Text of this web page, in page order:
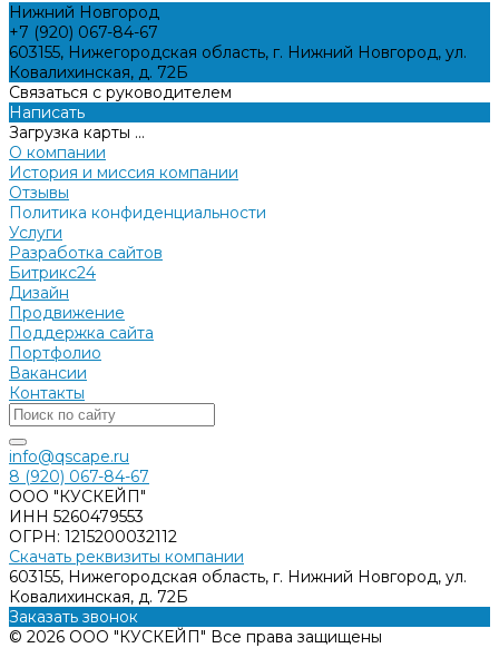
Нижний Новгород
+7 (920) 067-84-67
603155, Нижегородская область, г. Нижний Новгород, ул.
Ковалихинская, д. 72Б
Связаться с руководителем
Написать
Загрузка карты ...
О компании
История и миссия компании
Отзывы
Политика конфиденциальности
Услуги
Разработка сайтов
Битрикс24
Дизайн
Продвижение
Поддержка сайта
Портфолио
Вакансии
Контакты
info@qscape.ru
8 (920) 067-84-67
ООО "КУСКЕЙП"
ИНН 5260479553
ОГРН: 1215200032112
Скачать реквизиты компании
603155, Нижегородская область, г. Нижний Новгород, ул.
Ковалихинская, д. 72Б
Заказать звонок
© 2026 ООО "КУСКЕЙП" Все права защищены